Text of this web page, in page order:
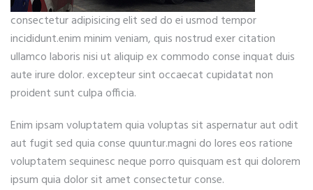
consectetur adipisicing elit sed do ei usmod tempor
incididunt.enim minim veniam, quis nostrud exer citation
ullamco laboris nisi ut aliquip ex commodo conse inquat duis
aute irure dolor. excepteur sint occaecat cupidatat non
proident sunt culpa officia.
Enim ipsam voluptatem quia voluptas sit aspernatur aut odit
aut fugit sed quia conse quuntur.magni do lores eos ratione
voluptatem sequinesc neque porro quisquam est qui dolorem
ipsum quia dolor sit amet consectetur conse.